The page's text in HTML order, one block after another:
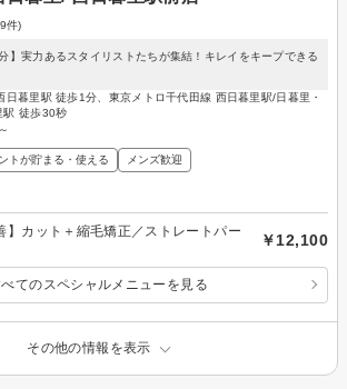
件)
】実力あるスタイリストたちが集結！キレイをキープできる
日暮里駅 徒歩1分、東京メトロ千代田線 西日暮里駅/日暮里・
駅 徒歩30秒
トが貯まる・使える メンズ歓迎
】カット＋縮毛矯正／ストレートパー
￥12,100
てのスペシャルメニューを見る
その他の情報を表示